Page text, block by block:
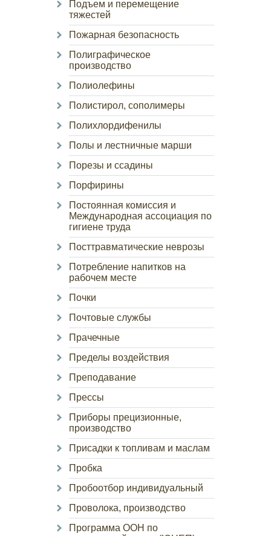
Подъем и перемещение
тяжестей
Пожарная безопасность
Полиграфическое
производство
Полиолефины
Полистирол, сополимеры
Полихлордифенилы
Полы и лестничные марши
Порезы и ссадины
Порфирины
Постоянная комиссия и
Международная ассоциация по
гигиене труда
Посттравматические неврозы
Потребление напитков на
рабочем месте
Почки
Почтовые службы
Прачечные
Пределы воздействия
Преподавание
Прессы
Приборы прецизионные,
производство
Присадки к топливам и маслам
Пробка
Пробоотбор индивидуальный
Проволока, производство
Программа ООН по